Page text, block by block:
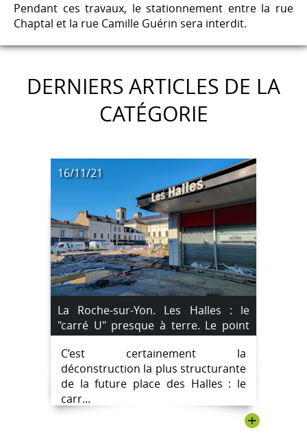
Pendant ces travaux, le stationnement entre la rue
Chaptal et la rue Camille Guérin sera interdit.
DERNIERS ARTICLES DE LA
CATÉGORIE
16/11/21
La Roche-sur-Yon. Les Halles : le
"carré U" presque à terre. Le point
sur les travaux.
C’est certainement la
déconstruction la plus structurante
de la future place des Halles : le
carr...
+